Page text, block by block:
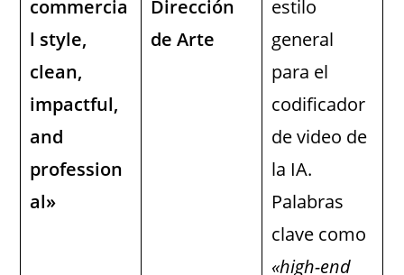
commercia
l style,
clean,
impactful,
and
profession
al»
Dirección
de Arte
estilo
general
para el
codificador
de video de
la IA.
Palabras
clave como
«high-end